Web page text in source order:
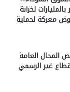
لخزانة
معركة لحماية
المحال العامة
غير الرسمي